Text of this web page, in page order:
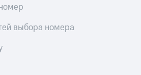
выбора номера